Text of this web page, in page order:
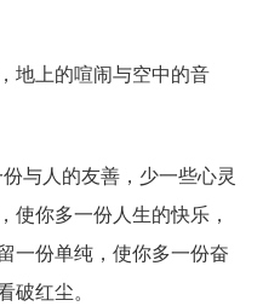
地上的喧闹与空中的音
与人的友善，少一些心灵
使你多一份人生的快乐，
一份单纯，使你多一份奋
红尘。